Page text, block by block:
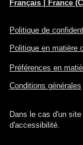
Français | France
Politique de
Politique en matière
Préférences en
Conditions générales
Dans le cas d'un
d'accessibilité.